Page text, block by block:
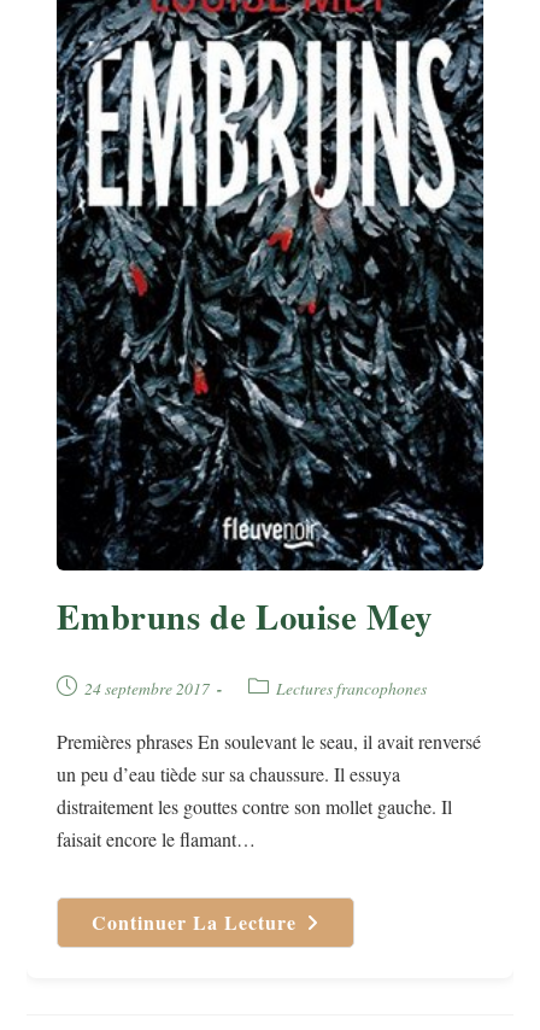
Embruns de Louise Mey
Publication
24 septembre 2017
Post Lectures francophones
Premières phrases En soulevant le seau, il avait renversé
un peu d’eau tiède sur sa chaussure. Il essuya
distraitement les gouttes contre son mollet gauche. Il
faisait encore le flamant…
Continuer La Lecture Embruns
De
Louise